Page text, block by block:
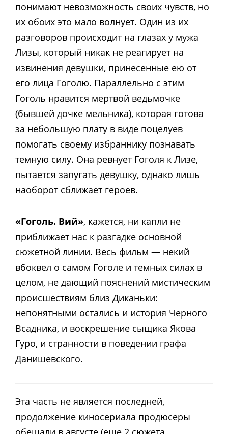
понимают невозможность своих чувств, но
их обоих это мало волнует. Один из их
разговоров происходит на глазах у мужа
Лизы, который никак не реагирует на
извинения девушки, принесенные ею от
его лица Гоголю. Параллельно с этим
Гоголь нравится мертвой ведьмочке
(бывшей дочке мельника), которая готова
за небольшую плату в виде поцелуев
помогать своему избраннику познавать
темную силу. Она ревнует Гоголя к Лизе,
пытается запугать девушку, однако лишь
наоборот сближает героев.
«Гоголь. Вий», кажется, ни капли не
приближает нас к разгадке основной
сюжетной линии. Весь фильм — некий
вбоквел о самом Гоголе и темных силах в
целом, не дающий пояснений мистическим
происшествиям близ Диканьки:
непонятными остались и история Черного
Всадника, и воскрешение сыщика Якова
Гуро, и странности в поведении графа
Данишевского.
Эта часть не является последней,
продолжение киносериала продюсеры